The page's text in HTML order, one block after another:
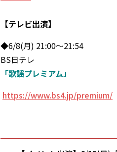
【テレビ出演】
◆6/8(月) 21:00～21:54
BS日テレ
「歌謡プレミアム」
https://www.bs4.jp/premium/